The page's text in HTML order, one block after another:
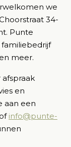
we
34-
Punte
familiebedrijf
en meer.
en
aan een
of info@punte-